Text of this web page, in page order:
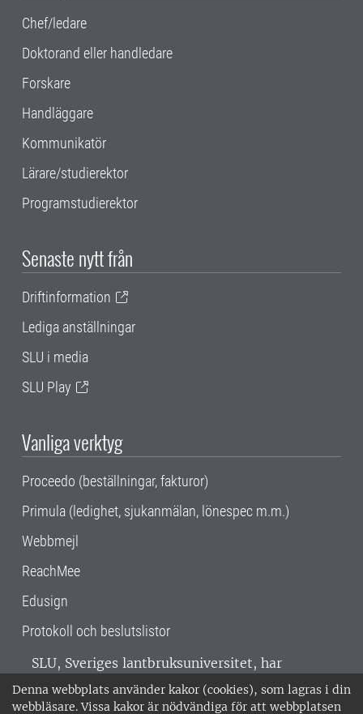
Denna webbplats använder kakor (cookies), som lagras i din
webbläsare. Vissa kakor är nödvändiga för att webbplatsen
Chef/ledare
Doktorand eller handledare
Forskare
Handläggare
Kommunikatör
Lärare/studierektor
Programstudierektor
Senaste nytt från
Driftinformation
Lediga anställningar
SLU i media
SLU Play
Vanliga verktyg
Proceedo (beställningar, fakturor)
Primula (ledighet, sjukanmälan, lönespec m.m.)
Webbmejl
ReachMee
Edusign
Protokoll och beslutslistor
SLU, Sveriges lantbruksuniversitet, har
verksamhet över hela Sverige. Huvudorter är
Alnarp, Uppsala och Umeå.SLU är